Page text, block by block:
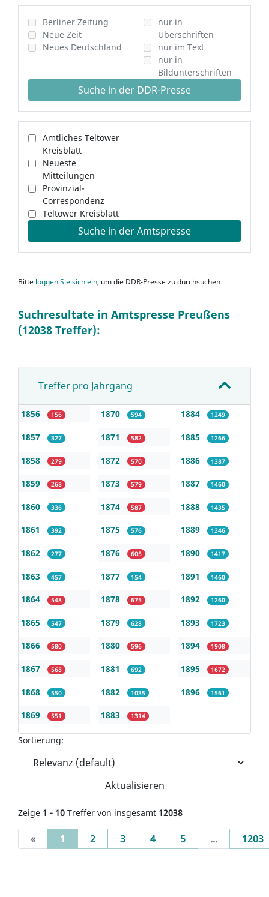
Berliner Zeitung
Neue Zeit
Neues Deutschland
nur in
Überschriften
nur im Text
nur in
Bildunterschriften
Suche in der DDR-Presse
Amtliches Teltower
Kreisblatt
Neueste
Mitteilungen
Provinzial-
Correspondenz
Teltower Kreisblatt
Suche in der Amtspresse
Bitte loggen Sie sich ein, um die DDR-Presse zu durchsuchen
Suchresultate in Amtspresse Preußens
(12038 Treffer):
Treffer pro Jahrgang
1856 156
1857 327
1858 279
1859 268
1860 336
1861 392
1862 277
1863 457
1864 548
1865 547
1866 580
1867 568
1868 550
1869 551
1870 594
1871 582
1872 570
1873 579
1874 587
1875 576
1876 605
1877 154
1878 675
1879 628
1880 596
1881 692
1882 1035
1883 1314
1884 1249
1885 1266
1886 1387
1887 1460
1888 1435
1889 1346
1890 1417
1891 1460
1892 1260
1893 1723
1894 1908
1895 1672
1896 1561
Sortierung:
Aktualisieren
Zeige 1 - 10 Treffer von insgesamt 12038
« 1 (current)
2 3 4 5 ... 1203